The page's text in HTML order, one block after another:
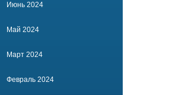
Июнь 2024
Май 2024
Март 2024
Февраль 2024